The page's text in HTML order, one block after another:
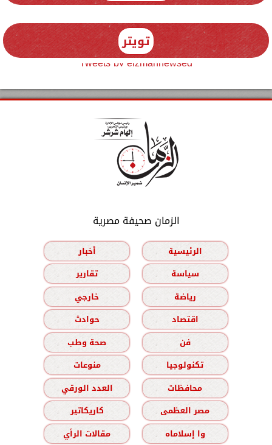
تويتر
Tweets by elzmannewseg
الزمان صحيفة مصرية
الرئيسية
أخبار
سياسة
تقارير
رياضة
خارجي
اقتصاد
حوادث
فن
صحة وطب
تكنولوجيا
منوعات
محافظات
العدد الورقي
مصر العظمى
كاريكاتير
وا إسلاماه
مقالات الرأي